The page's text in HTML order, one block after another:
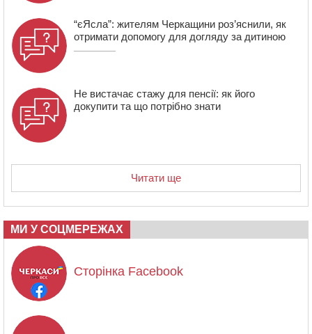
“єЯсла”: жителям Черкащини роз’яснили, як
отримати допомогу для догляду за дитиною
Не вистачає стажу для пенсії: як його
докупити та що потрібно знати
Читати ще
МИ У СОЦМЕРЕЖАХ
Сторінка Facebook